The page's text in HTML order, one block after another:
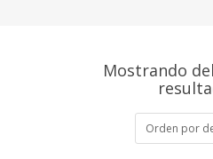
Mostrando